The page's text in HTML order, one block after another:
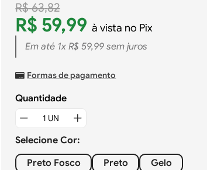
R$ 63,82
R$ 59,99 à vista no Pix
Em até 1x R$ 59,99sem juros
Formas de pagamento
Quantidade
SelecioneCor:
Preto Fosco
Preto Gelo